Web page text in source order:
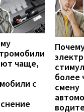
чаще,
с
более
смену